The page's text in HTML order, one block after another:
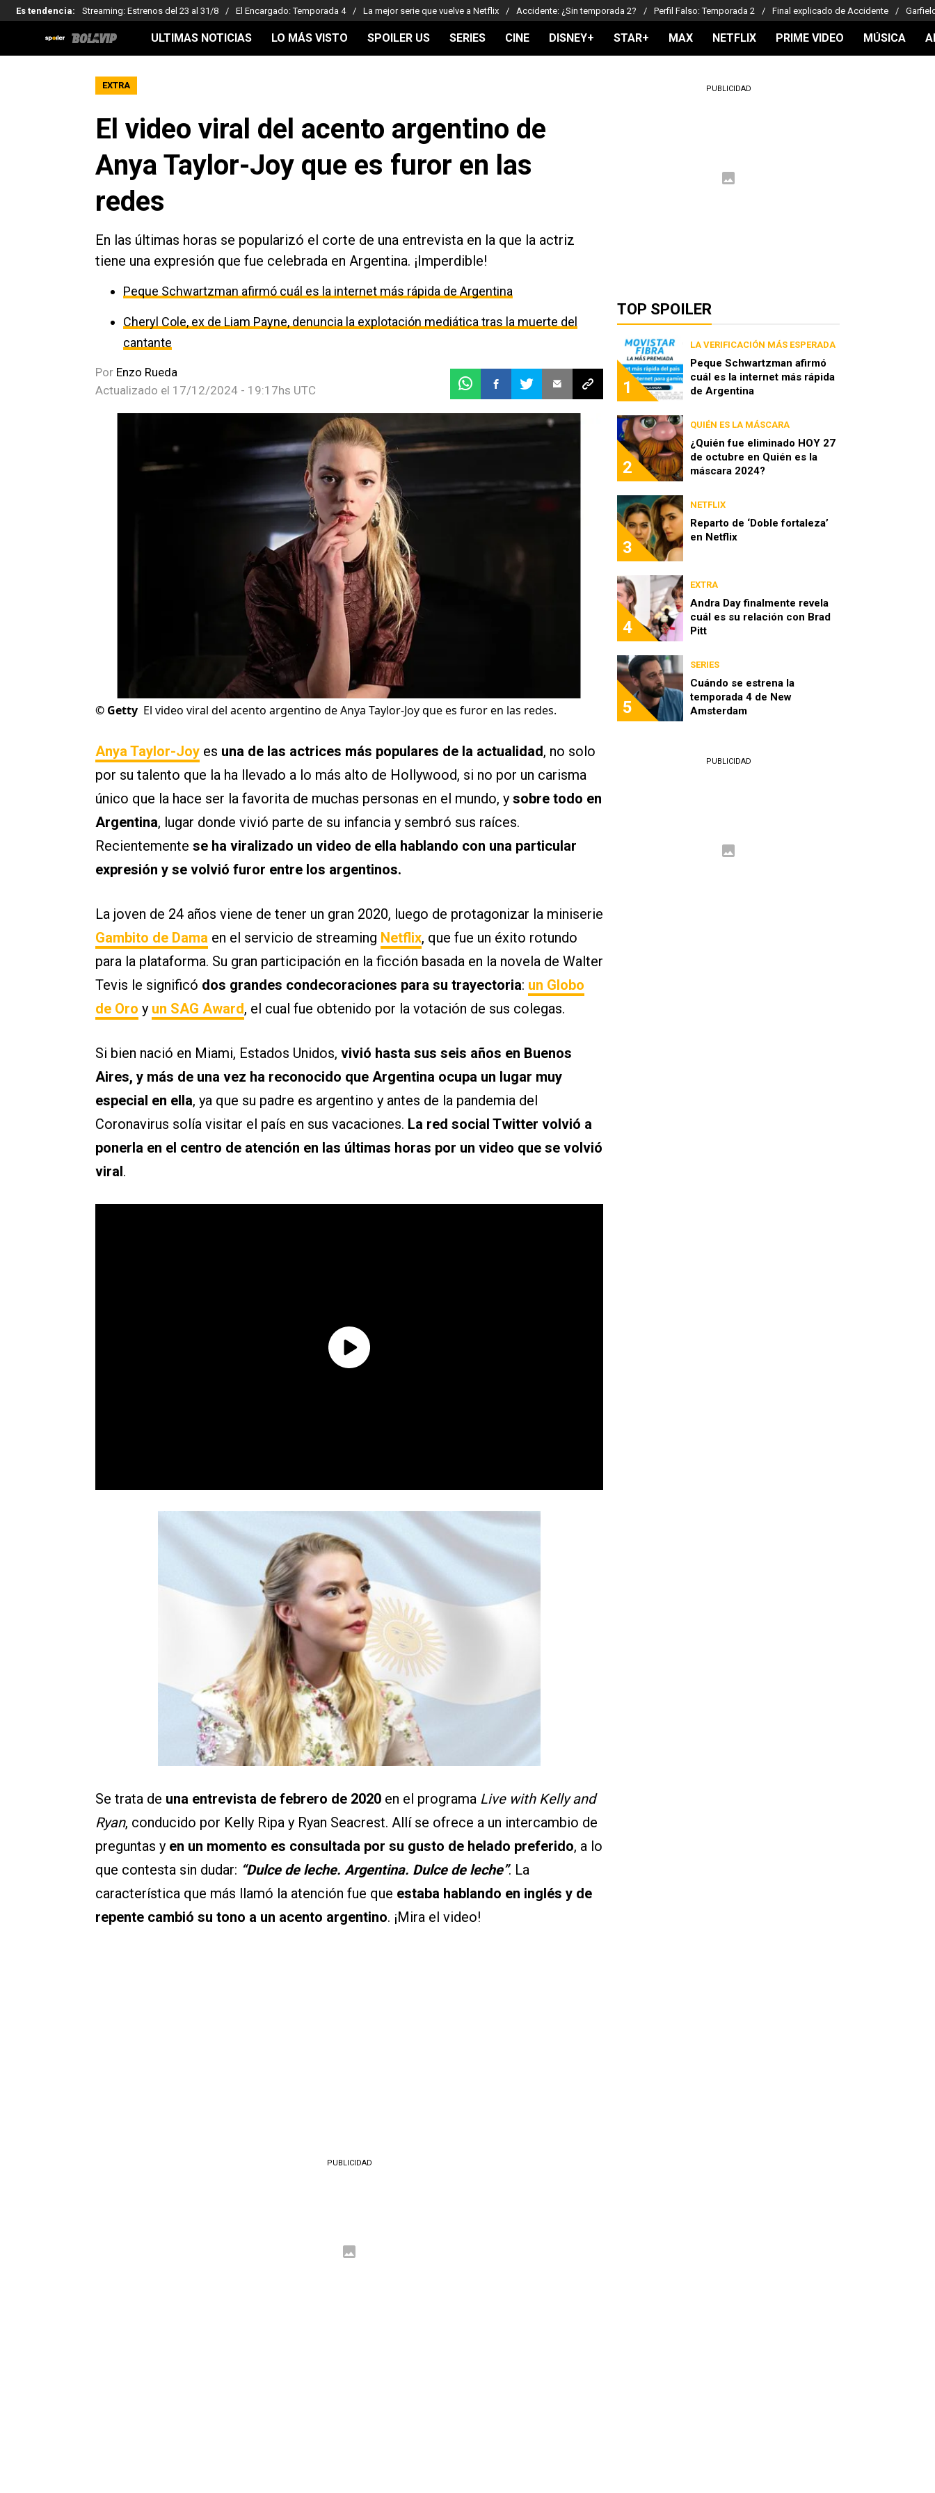
Es tendencia: Streaming: Estrenos del 23 al 31/8 El Encargado: Temporada 4 La mejor serie que vuelve a Netflix Accidente: ¿Sin temporada 2? Perfil Falso: Temporada 2 Final explicado de Accidente
ULTIMAS NOTICIAS LO MÁS VISTO SPOILER US SERIES CINE DISNEY+ STAR+ MAX NETFLIX PRIME VIDEO MÚSICA
EXTRA
El video viral del acento argentino de
Anya Taylor-Joy que es furor en las
redes
En las últimas horas se popularizó el corte de una entrevista en la que la actriz
tiene una expresión que fue celebrada en Argentina. ¡Imperdible!
Peque Schwartzman afirmó cuál es la internet más rápida de Argentina
Cheryl Cole, ex de Liam Payne, denuncia la explotación mediática tras la muerte del
cantante
Por Enzo Rueda
Actualizado el 17/12/2024 - 19:17hs UTC
© Getty El video viral del acento argentino de Anya Taylor-Joy que es furor en las redes.
Anya Taylor-Joy es una de las actrices más populares de la actualidad, no solo
por su talento que la ha llevado a lo más alto de Hollywood, si no por un carisma
único que la hace ser la favorita de muchas personas en el mundo, y sobre todo en
Argentina, lugar donde vivió parte de su infancia y sembró sus raíces.
Recientemente se ha viralizado un video de ella hablando con una particular
expresión y se volvió furor entre los argentinos.
La joven de 24 años viene de tener un gran 2020, luego de protagonizar la miniserie
Gambito de Dama en el servicio de streaming Netflix, que fue un éxito rotundo
para la plataforma. Su gran participación en la ficción basada en la novela de Walter
Tevis le significó dos grandes condecoraciones para su trayectoria: un Globo
de Oro y un SAG Award, el cual fue obtenido por la votación de sus colegas.
Si bien nació en Miami, Estados Unidos, vivió hasta sus seis años en Buenos
Aires, y más de una vez ha reconocido que Argentina ocupa un lugar muy
especial en ella, ya que su padre es argentino y antes de la pandemia del
Coronavirus solía visitar el país en sus vacaciones. La red social Twitter volvió a
ponerla en el centro de atención en las últimas horas por un video que se volvió
viral.
Se trata de una entrevista de febrero de 2020 en el programa Live with Kelly and
Ryan, conducido por Kelly Ripa y Ryan Seacrest. Allí se ofrece a un intercambio de
preguntas y en un momento es consultada por su gusto de helado preferido, a lo
que contesta sin dudar: “Dulce de leche. Argentina. Dulce de leche”. La
característica que más llamó la atención fue que estaba hablando en inglés y de
repente cambió su tono a un acento argentino. ¡Mira el video!
PUBLICIDAD
PUBLICIDAD
TOP SPOILER
1
LA VERIFICACIÓN MÁS ESPERADA
Peque Schwartzman afirmó
cuál es la internet más rápida
de Argentina
2
QUIÉN ES LA MÁSCARA
¿Quién fue eliminado HOY 27
de octubre en Quién es la
máscara 2024?
3
NETFLIX
Reparto de ‘Doble fortaleza’
en Netflix
4
EXTRA
Andra Day finalmente revela
cuál es su relación con Brad
Pitt
5
SERIES
Cuándo se estrena la
temporada 4 de New
Amsterdam
PUBLICIDAD